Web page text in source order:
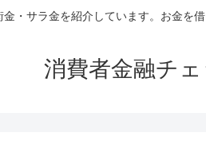
・サラ金を紹介しています。お金
消費者金融チ